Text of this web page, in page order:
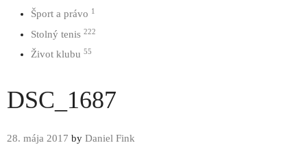
Šport a právo 1
Stolný tenis 222
Život klubu 55
DSC_1687
28. mája 2017 by Daniel Fink